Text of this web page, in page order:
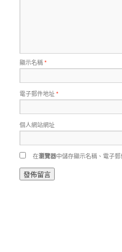
顯示名稱*
電子郵件地址*
個人網站網址
在瀏覽器中儲存顯示名稱、電子